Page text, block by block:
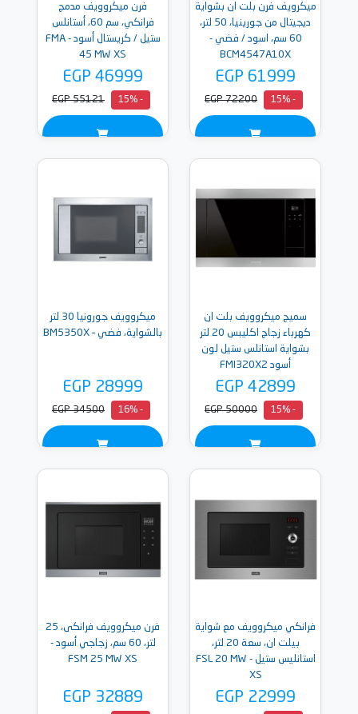
ميكرويف فرن بلت ان بشواية
ديجيتال من جورينيا، 50 لتر،
60 سم، اسود / فضي -
BCM4547A10X
EGP 61999
- 15%
EGP 72200
فرن ميكروويف مدمج
فرانكي، سم 60، أستانلس
ستيل / كريستال أسود - FMA
45 MW XS
EGP 46999
- 15%
EGP 55121
سميج ميكروويف بلت ان
كهرباء زجاج اكليبس 20 لتر
بشواية استانلس ستيل لون
أسود FMI320X2
EGP 42899
- 15%
EGP 50000
ميكروويف جورونيا 30 لتر
بالشواية، فضي – BM5350X
EGP 28999
- 16%
EGP 34500
فرانكي ميكروويف مع شواية
بيلت ان، سعة 20 لتر،
استانليس ستيل - FSL 20 MW
XS
EGP 22999
فرن ميكروويف فرانكى، 25
لتر، 60 سم، زجاجي أسود -
FSM 25 MW XS
EGP 32889